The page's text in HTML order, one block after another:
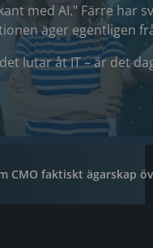
med AI." Färre har
äger egentligen
lutar åt IT – är det
CMO faktiskt ägarskap